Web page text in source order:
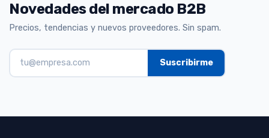
Novedades del mercado B2B
Precios, tendencias y nuevos proveedores. Sin spam.